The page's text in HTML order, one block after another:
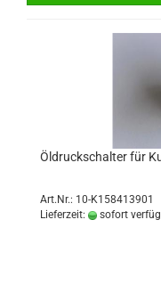
Öldruckschalter für
Art.Nr.: 10-K158413901
Lieferzeit:
sofort